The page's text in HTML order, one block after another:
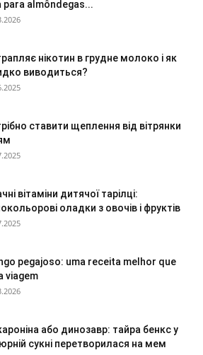
para almôndegas...
нікотин в грудне молоко і як
виводиться?
ставити щеплення від вітрянки
вітаміни дитячої тарілці:
оладки з овочів і фруктів
pegajoso: uma receita melhor que
viagem
або динозавр: тайра бенкс у
сукні перетворилася на мем